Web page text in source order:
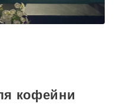
кофейни